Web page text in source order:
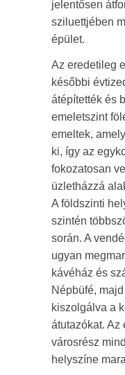
jelentősen
sziluettjében
épület.
Az eredetileg
későbbi
átépítették és
emeletszint
emeltek,
ki, így az
fokozatosan
üzletházzá
A földszinti
szintén
során. A
ugyan
kávéház és
Népbüfé,
kiszolgálva a
átutazókat. Az
városrész
helyszíne